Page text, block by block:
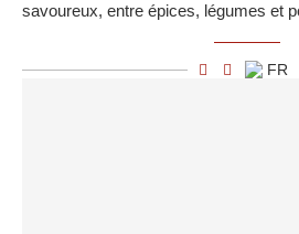
savoureux, entre épices, légumes et
FR